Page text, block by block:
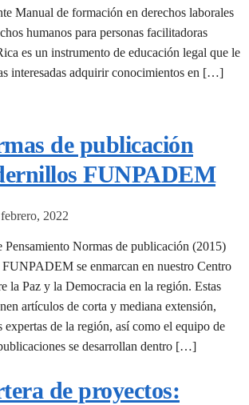
Manual de formación en derechos laborales
humanos para personas facilitadoras
es un instrumento de educación legal que le
interesadas adquirir conocimientos en […]
de publicación
FUNPADEM
2022
Pensamiento Normas de publicación (2015)
se enmarcan en nuestro Centro
la Paz y la Democracia en la región. Estas
artículos de corta y mediana extensión,
expertas de la región, así como el equipo de
se desarrollan dentro […]
de proyectos: